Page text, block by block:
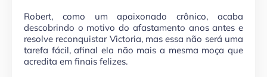
Robert, como um apaixonado crônico, acaba
descobrindo o motivo do afastamento anos antes e
resolve reconquistar Victoria, mas essa não será uma
tarefa fácil, afinal ela não mais a mesma moça que
acredita em finais felizes.